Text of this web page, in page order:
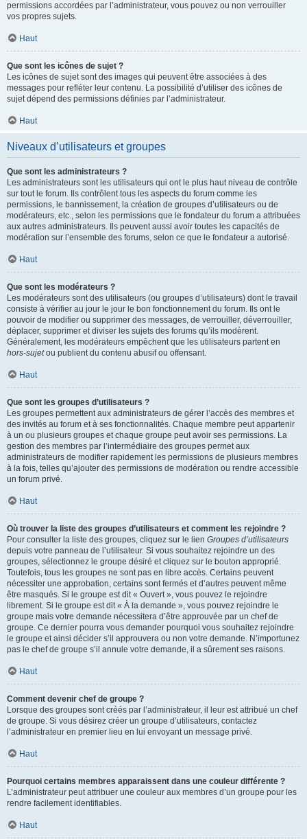
permissions accordées par l’administrateur, vous pouvez ou non verrouiller
vos propres sujets.
Haut
Que sont les icônes de sujet ?
Les icônes de sujet sont des images qui peuvent être associées à des
messages pour refléter leur contenu. La possibilité d’utiliser des icônes de
sujet dépend des permissions définies par l’administrateur.
Haut
Niveaux d’utilisateurs et groupes
Que sont les administrateurs ?
Les administrateurs sont les utilisateurs qui ont le plus haut niveau de contrôle
sur tout le forum. Ils contrôlent tous les aspects du forum comme les
permissions, le bannissement, la création de groupes d’utilisateurs ou de
modérateurs, etc., selon les permissions que le fondateur du forum a attribuées
aux autres administrateurs. Ils peuvent aussi avoir toutes les capacités de
modération sur l’ensemble des forums, selon ce que le fondateur a autorisé.
Haut
Que sont les modérateurs ?
Les modérateurs sont des utilisateurs (ou groupes d’utilisateurs) dont le travail
consiste à vérifier au jour le jour le bon fonctionnement du forum. Ils ont le
pouvoir de modifier ou supprimer des messages, de verrouiller, déverrouiller,
déplacer, supprimer et diviser les sujets des forums qu’ils modèrent.
Généralement, les modérateurs empêchent que les utilisateurs partent en
hors-sujetou publient du contenu abusif ou offensant.
Haut
Que sont les groupes d’utilisateurs ?
Les groupes permettent aux administrateurs de gérer l’accès des membres et
des invités au forum et à ses fonctionnalités. Chaque membre peut appartenir
à un ou plusieurs groupes et chaque groupe peut avoir ses permissions. La
gestion des membres par l’intermédiaire des groupes permet aux
administrateurs de modifier rapidement les permissions de plusieurs membres
à la fois, telles qu’ajouter des permissions de modération ou rendre accessible
un forum privé.
Haut
Où trouver la liste des groupes d’utilisateurs et comment les rejoindre ?
Pour consulter la liste des groupes, cliquez sur le lien Groupes d’utilisateurs
depuis votre panneau de l’utilisateur. Si vous souhaitez rejoindre un des
groupes, sélectionnez le groupe désiré et cliquez sur le bouton approprié.
Toutefois, tous les groupes ne sont pas en libre accès. Certains peuvent
nécessiter une approbation, certains sont fermés et d’autres peuvent même
être masqués. Si le groupe est dit « Ouvert », vous pouvez le rejoindre
librement. Si le groupe est dit « À la demande », vous pouvez rejoindre le
groupe mais votre demande nécessitera d’être approuvée par un chef de
groupe. Ce dernier pourra vous demander pourquoi vous souhaitez rejoindre
le groupe et ainsi décider s’il approuvera ou non votre demande. N’importunez
pas le chef de groupe s’il annule votre demande, il a sûrement ses raisons.
Haut
Comment devenir chef de groupe ?
Lorsque des groupes sont créés par l’administrateur, il leur est attribué un chef
de groupe. Si vous désirez créer un groupe d’utilisateurs, contactez
l’administrateur en premier lieu en lui envoyant un message privé.
Haut
Pourquoi certains membres apparaissent dans une couleur différente ?
L’administrateur peut attribuer une couleur aux membres d’un groupe pour les
rendre facilement identifiables.
Haut